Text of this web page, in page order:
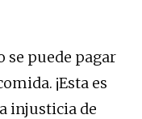
puede pagar
¡Esta es
injusticia de